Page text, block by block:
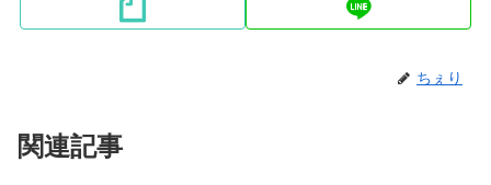
ちぇり
関連記事